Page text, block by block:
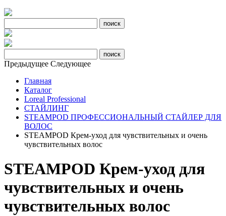
Предыдущее Следующее
Главная
Каталог
Loreal Professional
СТАЙЛИНГ
STEAMPOD ПРОФЕССИОНАЛЬНЫЙ СТАЙЛЕР ДЛЯ
ВОЛОС
STEAMPOD Крем-уход для чувствительных и очень
чувствительных волос
STEAMPOD Крем-уход для
чувствительных и очень
чувствительных волос